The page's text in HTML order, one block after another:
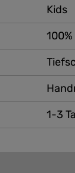
Kids
1-3